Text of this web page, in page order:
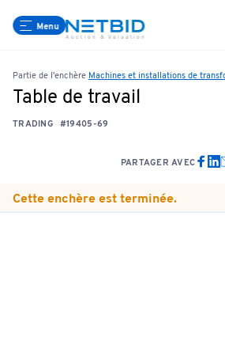
Menu
Partie de l'enchère Machines et installations de
Table de travail
TRADING #19405-69
PARTAGER AVEC
Cette enchère est terminée.